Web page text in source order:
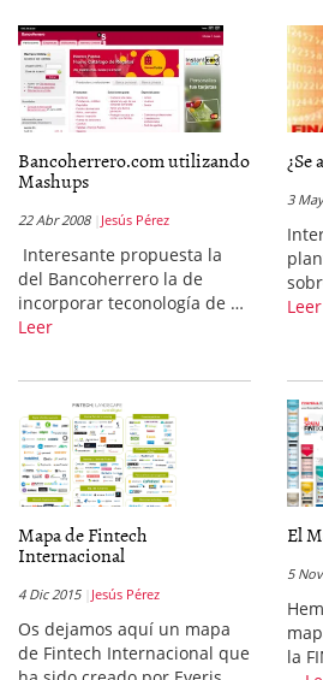
Bancoherrero.com utilizando
Mashups
22 Abr 2008 Jesús Pérez
Interesante propuesta la
del Bancoherrero la de
incorporar teconología de …
Leer
¿Se
3
Leer
Mapa de Fintech
Internacional
4 Dic 2015 Jesús Pérez
Os dejamos aquí un mapa
de Fintech Internacional que
El
5
la